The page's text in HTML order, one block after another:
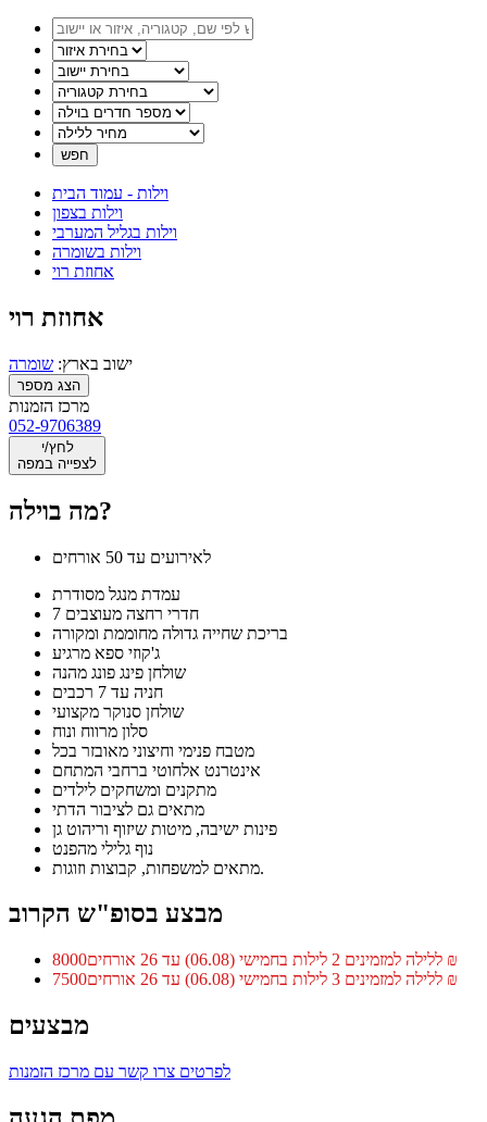
וילות - עמוד הבית
וילות בצפון
וילות בגליל המערבי
וילות בשומרה
אחוזת רוי
אחוזת רוי
ישוב בארץ: שומרה
הצג מספר
מרכז הזמנות
052-9706389
לחץ/י
לצפייה במפה
מה בוילה?
לאירועים עד 50 אורחים
עמדת מנגל מסודרת
7 חדרי רחצה מעוצבים
בריכת שחייה גדולה מחוממת ומקורה
ג'קוזי ספא מרגיע
שולחן פינג פונג מהנה
חניה עד 7 רכבים
שולחן סנוקר מקצועי
סלון מרווח ונוח
מטבח פנימי וחיצוני מאובזר בכל
אינטרנט אלחוטי ברחבי המתחם
מתקנים ומשחקים לילדים
מתאים גם לציבור הדתי
פינות ישיבה, מיטות שיזוף וריהוט גן
נוף גלילי מהפנט
מתאים למשפחות, קבוצות וזוגות.
מבצע בסופ"ש הקרוב
8000‏₪ ללילה למזמינים 2 לילות בחמישי (06.08) עד 26 אורחים
7500‏₪ ללילה למזמינים 3 לילות בחמישי (06.08) עד 26 אורחים
מבצעים
לפרטים צרו קשר עם מרכז הזמנות